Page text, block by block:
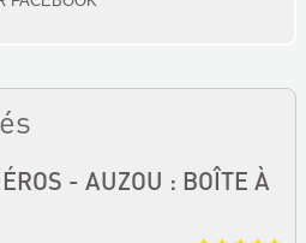
- AUZOU : BOÎTE À